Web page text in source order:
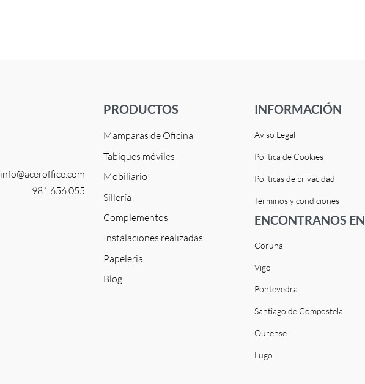
info@aceroffice.com
981 656 055
PRODUCTOS
Mamparas de Oficina
Tabiques móviles
Mobiliario
Sillería
Complementos
Instalaciones realizadas
Papeleria
Blog
INFORMACIÓN
Aviso Legal
Política de Cookies
Políticas de privacidad
Términos y condiciones
ENCONTRANOS EN
Coruña
Vigo
Pontevedra
Santiago de Compostela
Ourense
Lugo